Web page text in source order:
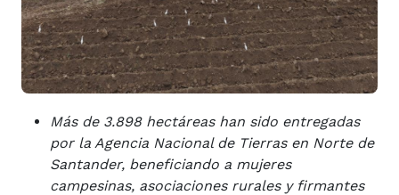
Más de 3.898 hectáreas han sido entregadas
por la Agencia Nacional de Tierras en Norte de
Santander, beneficiando a mujeres
campesinas, asociaciones rurales y firmantes